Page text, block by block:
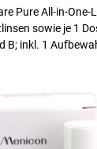
Pure All-in-One-
sowie je 1
B; inkl. 1